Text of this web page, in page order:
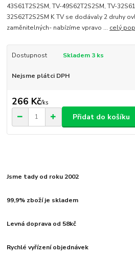
43S61T2S2SM, TV-49S62T2S2SM, TV-
32S62T2S2SM K TV se dodávaly 2 druhy
zaměnitelných- nabízíme vpravo ... celý
Dostupnost Skladem 3 ks
Nejsme plátci DPH
266 Kč/ks
Přidat do košíku
Jsme tady od roku 2002
99,9% zboží je skladem
Levná doprava od 58kč
Rychlé vyřízení objednávek